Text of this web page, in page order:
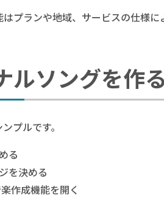
プランや地域、サービスの仕様
ルソングを作
プルです。
る
を決める
作成機能を開く